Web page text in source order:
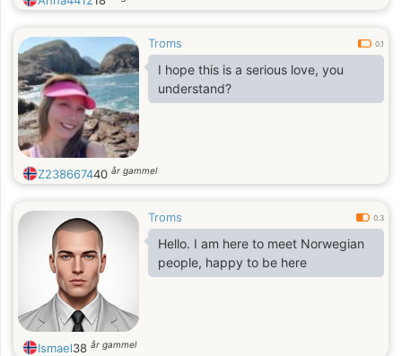
Troms 0.1
I hope this is a serious love, you
understand?
Z238667440 år gammel
Troms 0.3
Hello. I am here to meet Norwegian
people, happy to be here
Ismael38 år gammel